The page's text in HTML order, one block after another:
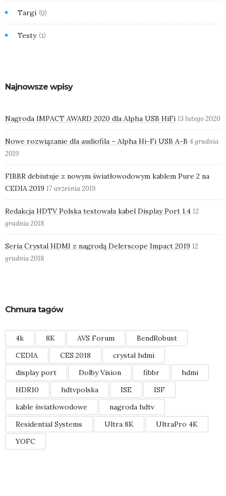
Targi (9)
Testy (1)
Najnowsze wpisy
Nagroda IMPACT AWARD 2020 dla Alpha USB HiFi 13 lutego 2020
Nowe rozwiązanie dla audiofila – Alpha Hi-Fi USB A-B 4 grudnia
2019
FIBBR debiutuje z nowym światłowodowym kablem Pure 2 na
CEDIA 2019 17 września 2019
Redakcja HDTV Polska testowała kabel Display Port 1.4 12
grudnia 2018
Seria Crystal HDMI z nagrodą Delerscope Impact 2019 12
grudnia 2018
Chmura tagów
4k 8K AVS Forum
BendRobust
CEDIA
CES 2018
crystal hdmi
display port
Dolby Vision fibbr
hdmi
HDR10
hdtvpolska ISE
ISF
kable światłowodowe
nagroda hdtv
Residential Systems
Ultra 8K
UltraPro 4K
YOFC